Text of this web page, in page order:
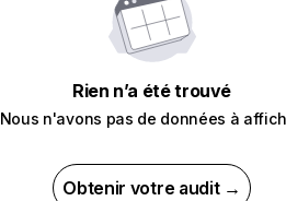
Rien n’a été trouvé
Nous n'avons pas de données à
Obtenir votre audit →